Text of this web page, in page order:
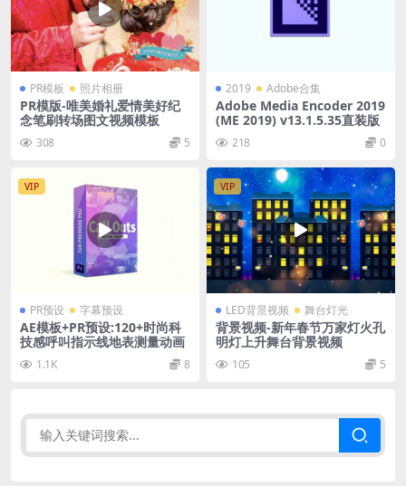
PR模板 照片相册
PR模版-唯美婚礼爱情美好纪
念笔刷转场图文视频模板
308 5
2019 Adobe合集
Adobe Media Encoder 2019
(ME 2019) v13.1.5.35直装版
218 0
VIP
PR预设 字幕预设
AE模板+PR预设:120+时尚科
技感呼叫指示线地表测量动画
1.1K 8
VIP
LED背景视频 舞台灯光
背景视频-新年春节万家灯火孔
明灯上升舞台背景视频
105 5